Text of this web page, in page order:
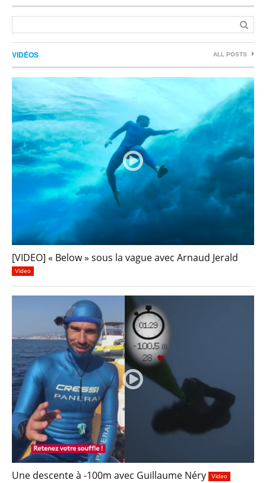
VIDÉOS ALL POSTS
[VIDEO] « Below » sous la vague avec Arnaud Jerald
Video
Une descente à -100m avec Guillaume Néry Video